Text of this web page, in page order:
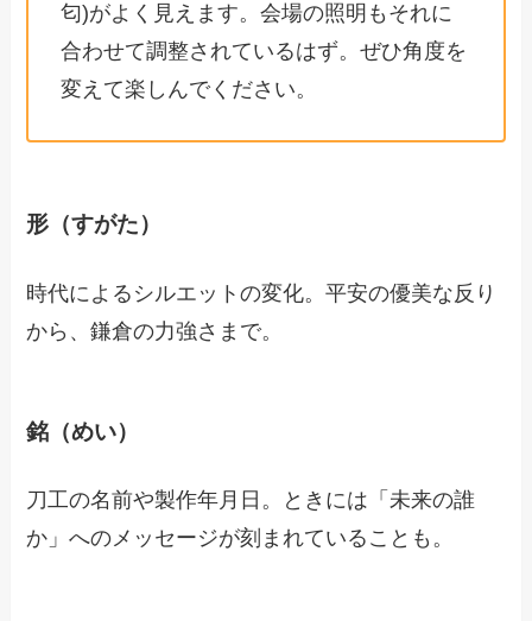
匂)がよく見えます。会場の照明もそれに
合わせて調整されているはず。ぜひ角度を
変えて楽しんでください。
形（すがた）
時代によるシルエットの変化。平安の優美な反り
から、鎌倉の力強さまで。
銘（めい）
刀工の名前や製作年月日。ときには「未来の誰
か」へのメッセージが刻まれていることも。